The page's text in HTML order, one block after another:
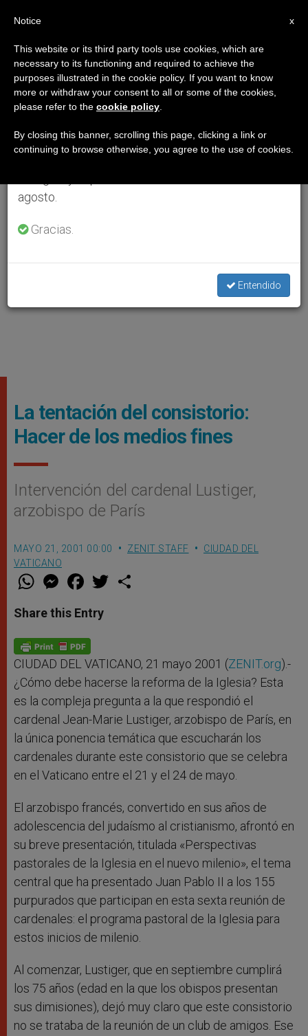
La tentación del consistorio:
Hacer de los medios fines
Intervención del cardenal Lustiger,
arzobispo de París
MAYO 21, 2001 00:00 ZENIT STAFF
CIUDAD DEL
VATICANO
W
t
s
p
p
M
e
s
e
g
e
r
F
a
e
b
o
k
w
Share this Entry
CIUDAD DEL VATICANO, 21 mayo 2001 (ZENIT.org).-
¿Cómo debe hacerse la reforma de la Iglesia? Esta
es la compleja pregunta a la que respondió el
cardenal Jean-Marie Lustiger, arzobispo de París, en
la única ponencia temática que escucharán los
cardenales durante este consistorio que se celebra
en el Vaticano entre el 21 y el 24 de mayo.
El arzobispo francés, convertido en sus años de
adolescencia del judaísmo al cristianismo, afrontó en
su breve presentación, titulada «Perspectivas
pastorales de la Iglesia en el nuevo milenio», el tema
central que ha presentado Juan Pablo II a los 155
purpurados que participan en esta sexta reunión de
cardenales: el programa pastoral de la Iglesia para
estos inicios de milenio.
Al comenzar, Lustiger, que en septiembre cumplirá
los 75 años (edad en la que los obispos presentan
sus dimisiones), dejó muy claro que este consistorio
no se trataba de la reunión de un club de amigos. Ese
×
Aviso importante
Del 27 de julio al 7 de agosto haremos la pausa
anual, aprovechando que en el periodo de verano
se generan menos informaciones y también el
agosto.
Gracias.
Entendido
x
Notice
This website or its third party tools use cookies, which are
necessary to its functioning and required to achieve the
purposes illustrated in the cookie policy. If you want to know
more or withdraw your consent to all or some of the cookies,
please refer to the cookie policy
By closing this banner, scrolling this page, clicking a link or
continuing to browse otherwise, you agree to the use of cookies.